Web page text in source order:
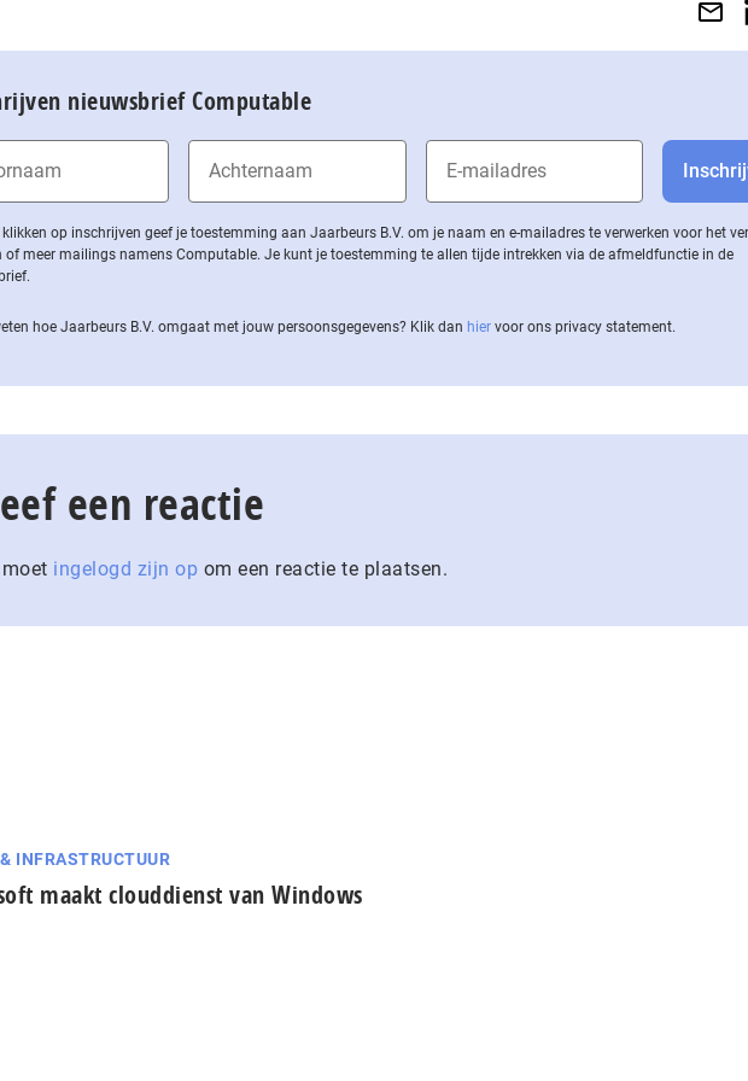
nieuwsbrief Computable
klikken op inschrijven geef je toestemming aan Jaarbeurs B.V. om je naam en e-mailadres te verwerken voor het
of meer mailings namens Computable. Je kunt je toestemming te allen tijde intrekken via de af­meld­func­tie in de
hoe Jaarbeurs B.V. omgaat met jouw per­soons­ge­ge­vens? Klik dan hier voor ons privacy statement.
een reactie
ingelogd zijn op om een reactie te plaatsen.
INFRASTRUCTUUR
maakt clouddienst van Windows